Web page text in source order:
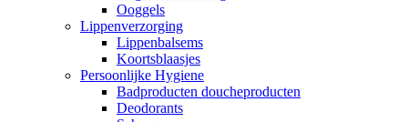
Ooggels
Lippenverzorging
Lippenbalsems
Koortsblaasjes
Persoonlijke Hygiene
Badproducten doucheproducten
Deodorants